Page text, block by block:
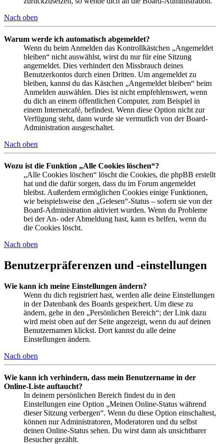
Nach oben
Warum werde ich automatisch abgemeldet?
Wenn du beim Anmelden das Kontrollkästchen „Angemeldet
bleiben“ nicht auswählst, wirst du nur für eine Sitzung
angemeldet. Dies verhindert den Missbrauch deines
Benutzerkontos durch einen Dritten. Um angemeldet zu
bleiben, kannst du das Kästchen „Angemeldet bleiben“ beim
Anmelden auswählen. Dies ist nicht empfehlenswert, wenn
du dich an einem öffentlichen Computer, zum Beispiel in
einem Internetcafé, befindest. Wenn diese Option nicht zur
Verfügung steht, dann wurde sie vermutlich von der Board-
Administration ausgeschaltet.
Nach oben
Wozu ist die Funktion „Alle Cookies löschen“?
„Alle Cookies löschen“ löscht die Cookies, die phpBB erstellt
hat und die dafür sorgen, dass du im Forum angemeldet
bleibst. Außerdem ermöglichen Cookies einige Funktionen,
wie beispielsweise den „Gelesen“-Status – sofern sie von der
Board-Administration aktiviert wurden. Wenn du Probleme
bei der An- oder Abmeldung hast, kann es helfen, wenn du
die Cookies löscht.
Nach oben
Benutzerpräferenzen und -einstellungen
Wie kann ich meine Einstellungen ändern?
Wenn du dich registriert hast, werden alle deine Einstellungen
in der Datenbank des Boards gespeichert. Um diese zu
ändern, gehe in den „Persönlichen Bereich“; der Link dazu
wird meist oben auf der Seite angezeigt, wenn du auf deinen
Benutzernamen klickst. Dort kannst du alle deine
Einstellungen ändern.
Nach oben
Wie kann ich verhindern, dass mein Benutzername in der
Online-Liste auftaucht?
In deinem persönlichen Bereich findest du in den
Einstellungen eine Option „Meinen Online-Status während
dieser Sitzung verbergen“. Wenn du diese Option einschaltest,
können nur Administratoren, Moderatoren und du selbst
deinen Online-Status sehen. Du wirst dann als unsichtbarer
Besucher gezählt.